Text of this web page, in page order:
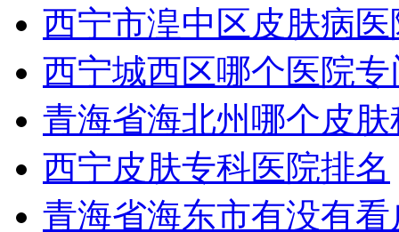
西宁市湟中区皮肤病
西宁城西区哪个医院
青海省海北州哪个皮
西宁皮肤专科医院排名
青海省海东市有没有